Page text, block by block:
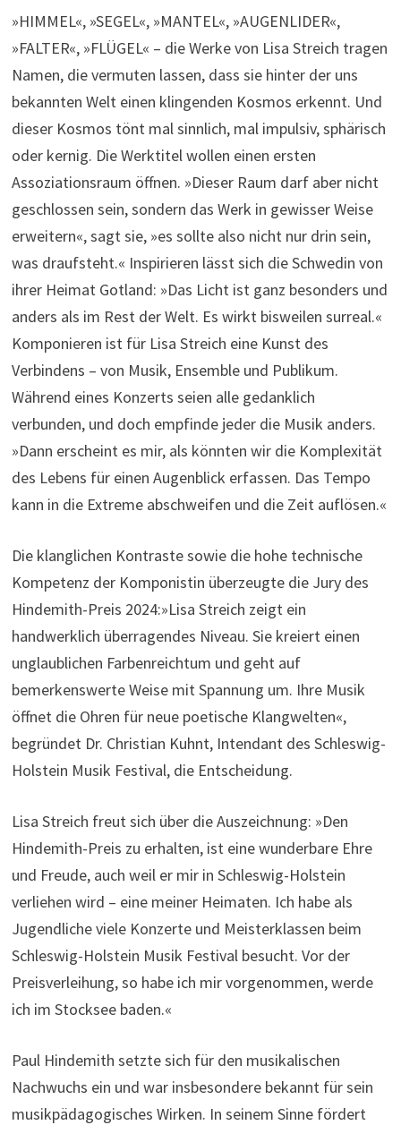
»HIMMEL«, »SEGEL«, »MANTEL«, »AUGENLIDER«,
»FALTER«, »FLÜGEL« – die Werke von Lisa Streich tragen
Namen, die vermuten lassen, dass sie hinter der uns
bekannten Welt einen klingenden Kosmos erkennt. Und
dieser Kosmos tönt mal sinnlich, mal impulsiv, sphärisch
oder kernig. Die Werktitel wollen einen ersten
Assoziationsraum öffnen. »Dieser Raum darf aber nicht
geschlossen sein, sondern das Werk in gewisser Weise
erweitern«, sagt sie, »es sollte also nicht nur drin sein,
was draufsteht.« Inspirieren lässt sich die Schwedin von
ihrer Heimat Gotland: »Das Licht ist ganz besonders und
anders als im Rest der Welt. Es wirkt bisweilen surreal.«
Komponieren ist für Lisa Streich eine Kunst des
Verbindens – von Musik, Ensemble und Publikum.
Während eines Konzerts seien alle gedanklich
verbunden, und doch empfinde jeder die Musik anders.
»Dann erscheint es mir, als könnten wir die Komplexität
des Lebens für einen Augenblick erfassen. Das Tempo
kann in die Extreme abschweifen und die Zeit auflösen.«
Die klanglichen Kontraste sowie die hohe technische
Kompetenz der Komponistin überzeugte die Jury des
Hindemith-Preis 2024:»Lisa Streich zeigt ein
handwerklich überragendes Niveau. Sie kreiert einen
unglaublichen Farbenreichtum und geht auf
bemerkenswerte Weise mit Spannung um. Ihre Musik
öffnet die Ohren für neue poetische Klangwelten«,
begründet Dr. Christian Kuhnt, Intendant des Schleswig-
Holstein Musik Festival, die Entscheidung.
Lisa Streich freut sich über die Auszeichnung: »Den
Hindemith-Preis zu erhalten, ist eine wunderbare Ehre
und Freude, auch weil er mir in Schleswig-Holstein
verliehen wird – eine meiner Heimaten. Ich habe als
Jugendliche viele Konzerte und Meisterklassen beim
Schleswig-Holstein Musik Festival besucht. Vor der
Preisverleihung, so habe ich mir vorgenommen, werde
ich im Stocksee baden.«
Paul Hindemith setzte sich für den musikalischen
Nachwuchs ein und war insbesondere bekannt für sein
musikpädagogisches Wirken. In seinem Sinne fördert